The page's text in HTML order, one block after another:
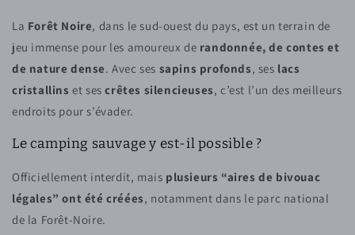
La Forêt Noire, dans le sud-ouest du pays, est un terrain de
jeu immense pour les amoureux de randonnée, de contes et
de nature dense. Avec ses sapins profonds, ses lacs
cristallins et sescrêtes silencieuses, c’est l’un des meilleurs
endroits pour s’évader.
Le camping sauvage y est-il possible ?
Officiellement interdit, mais plusieurs “aires de bivouac
légales” ont été créées, notamment dans le parc national
de la Forêt-Noire.